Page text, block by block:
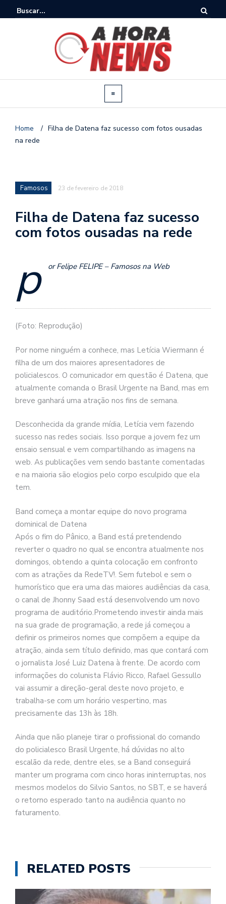
Home / Filha de Datena faz sucesso com fotos ousadas
na rede
Famosos 23 de fevereiro de 2018
Filha de Datena faz sucesso
com fotos ousadas na rede
p or Felipe FELIPE – Famosos na Web
(Foto: Reprodução)
Por nome ninguém a conhece, mas Letícia Wiermann é
filha de um dos maiores apresentadores de
policialescos. O comunicador em questão é Datena, que
atualmente comanda o Brasil Urgente na Band, mas em
breve ganhará uma atração nos fins de semana.
Desconhecida da grande mídia, Letícia vem fazendo
sucesso nas redes sociais. Isso porque a jovem fez um
ensaio sensual e vem compartilhando as imagens na
web. As publicações vem sendo bastante comentadas
e na maioria são elogios pelo corpo esculpido que ela
tem.
Band começa a montar equipe do novo programa
dominical de Datena
Após o fim do Pânico, a Band está pretendendo
reverter o quadro no qual se encontra atualmente nos
domingos, obtendo a quinta colocação em confronto
com as atrações da RedeTV!. Sem futebol e sem o
humorístico que era uma das maiores audiências da casa,
o canal de Jhonny Saad está desenvolvendo um novo
programa de auditório.Prometendo investir ainda mais
na sua grade de programação, a rede já começou a
definir os primeiros nomes que compõem a equipe da
atração, ainda sem título definido, mas que contará com
o jornalista José Luiz Datena à frente. De acordo com
informações do colunista Flávio Ricco, Rafael Gessullo
vai assumir a direção-geral deste novo projeto, e
trabalha-se com um horário vespertino, mas
precisamente das 13h às 18h.
Ainda que não planeje tirar o profissional do comando
do policialesco Brasil Urgente, há dúvidas no alto
escalão da rede, dentre eles, se a Band conseguirá
manter um programa com cinco horas ininterruptas, nos
mesmos modelos do Silvio Santos, no SBT, e se haverá
o retorno esperado tanto na audiência quanto no
faturamento.
RELATED POSTS